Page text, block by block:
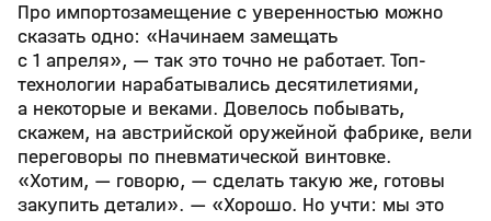
Про импортозамещение с уверенностью можно
сказать одно: «Начинаем замещать
с 1 апреля», — так это точно не работает. Топ-
технологии нарабатывались десятилетиями,
а некоторые и веками. Довелось побывать,
скажем, на австрийской оружейной фабрике, вели
переговоры по пневматической винтовке.
«Хотим, — говорю, — сделать такую же, готовы
закупить детали». — «Хорошо. Но учти: мы это